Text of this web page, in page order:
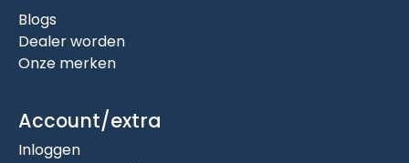
Blogs
Dealer worden
Onze merken
Account/extra
Inloggen